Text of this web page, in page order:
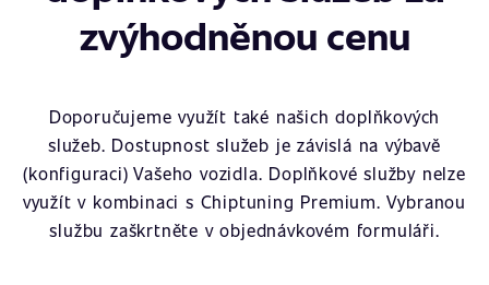
zvýhodněnou cenu
Doporučujeme využít také našich doplňkových
služeb. Dostupnost služeb je závislá na výbavě
(konfiguraci) Vašeho vozidla. Doplňkové služby nelze
využít v kombinaci s Chiptuning Premium. Vybranou
službu zaškrtněte v objednávkovém formuláři.